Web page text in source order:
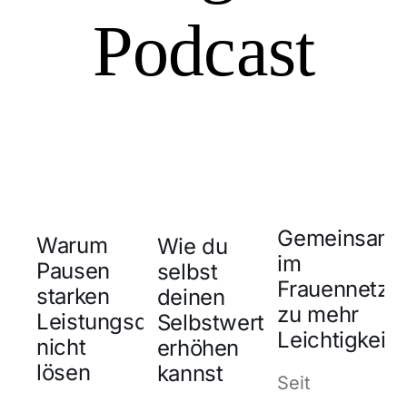
Podcast
Warum
Pausen
starken
Leistungsdruck
nicht
lösen
Wie du
selbst
deinen
Selbstwert
erhöhen
kannst
Gemeinsam
im
zu mehr
Leichtigkeit
Seit